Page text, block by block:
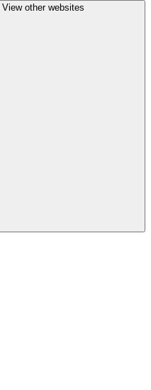
View other websites